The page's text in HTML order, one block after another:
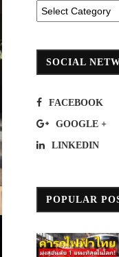
SOCIAL
FACEBOOK
GOOGLE +
LINKEDIN
POPULAR